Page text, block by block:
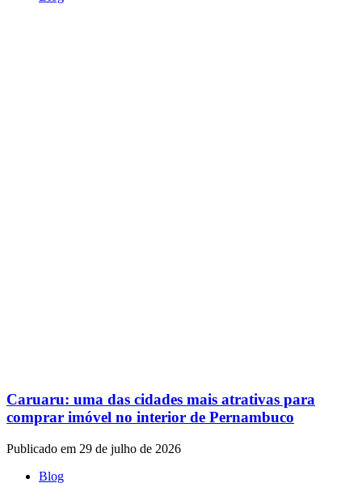
Caruaru: uma das cidades mais atrativas para
comprar imóvel no interior de Pernambuco
Publicado em 29 de julho de 2026
Blog